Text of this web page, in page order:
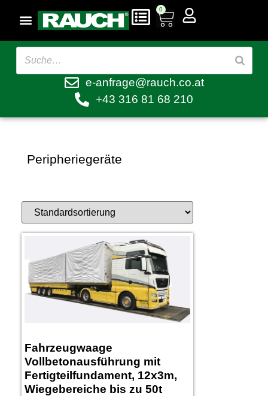
0
e-anfrage@rauch.co.at
+43 316 81 68 210
Peripheriegeräte
Fahrzeugwaage
Vollbetonausführung mit
Fertigteilfundament, 12x3m,
Wiegebereiche bis zu 50t